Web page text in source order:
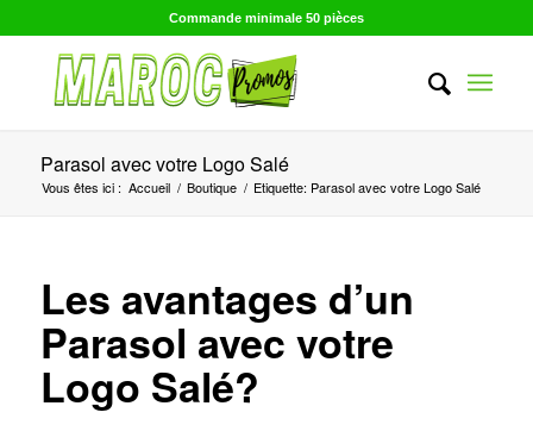
Commande minimale 50 pièces
Parasol avec votre Logo Salé
Vous êtes ici : Accueil / Boutique / Etiquette: Parasol avec votre Logo Salé
Les avantages d’un
Parasol avec votre
Logo Salé?